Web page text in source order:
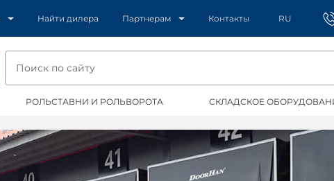
Найти дилера Партнерам Контакты RU
РОЛЬСТАВНИ И РОЛЬВОРОТА СКЛАДСКОЕ